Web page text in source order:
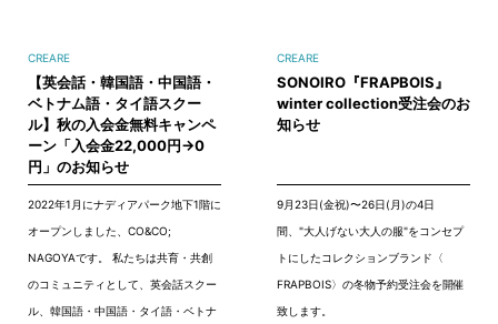
CREARE
【英会話・韓国語・中国語・
ベトナム語・タイ語スクー
ル】秋の入会金無料キャンペ
ーン「入会金22,000円→0
円」のお知らせ
2022年1月にナディアパーク地下1階に
オープンしました、CO&CO;
NAGOYAです。 私たちは共育・共創
のコミュニティとして、英会話スクー
ル、韓国語・中国語・タイ語・ベトナ
CREARE
SONOIRO『FRAPBOIS』
winter collection受注会のお
知らせ
9月23日(金祝)〜26日(月)の4日
間、"大人げない大人の服"をコンセプ
トにしたコレクションブランド〈
FRAPBOIS〉の冬物予約受注会を開催
致します。